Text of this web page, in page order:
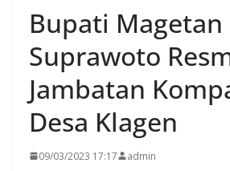
Bupati Magetan
Suprawoto
Jambatan
Desa Klagen
09/03/2023 17:17 admin